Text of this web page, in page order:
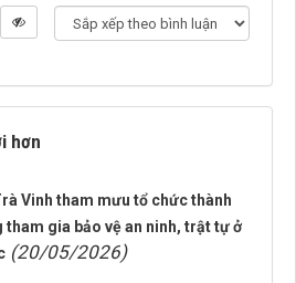
hơn
Vinh tham mưu tổ chức thành
gia bảo vệ an ninh, trật tự ở
(20/05/2026)